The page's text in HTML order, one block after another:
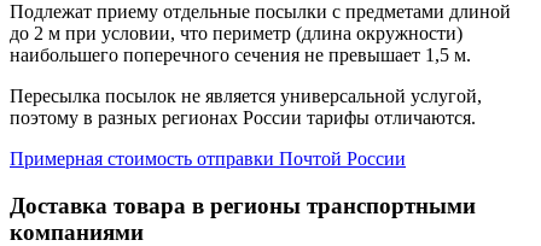
Подлежат приему отдельные посылки с предметами длиной
до 2 м при условии, что периметр (длина окружности)
наибольшего поперечного сечения не превышает 1,5 м.
Пересылка посылок не является универсальной услугой,
поэтому в разных регионах России тарифы отличаются.
Примерная стоимость отправки Почтой России
Доставка товара в регионы транспортными
компаниями